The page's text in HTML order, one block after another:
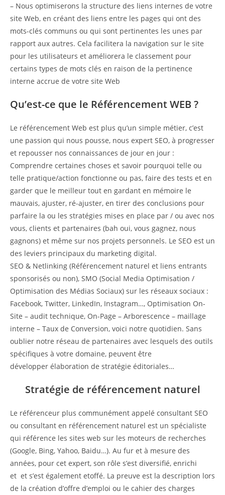
– Nous optimiserons la structure des liens internes de votre
site Web, en créant des liens entre les pages qui ont des
mots-clés communs ou qui sont pertinentes les unes par
rapport aux autres. Cela facilitera la navigation sur le site
pour les utilisateurs et améliorera le classement pour
certains types de mots clés en raison de la pertinence
interne accrue de votre site Web
Qu’est-ce que le Référencement WEB ?
Le référencement Web est plus qu’un simple métier, c’est
une passion qui nous pousse, nous expert SEO, à progresser
et repousser nos connaissances de jour en jour :
Comprendre certaines choses et savoir pourquoi telle ou
telle pratique/action fonctionne ou pas, faire des tests et en
garder que le meilleur tout en gardant en mémoire le
mauvais, ajuster, ré-ajuster, en tirer des conclusions pour
parfaire la ou les stratégies mises en place par / ou avec nos
vous, clients et partenaires (bah oui, vous gagnez, nous
gagnons) et même sur nos projets personnels. Le SEO est un
des leviers principaux du marketing digital.
SEO & Netlinking (Référencement naturel et liens entrants
sponsorisés ou non), SMO (Social Media Optimisation /
Optimisation des Médias Sociaux) sur les réseaux sociaux :
Facebook, Twitter, LinkedIn, Instagram…, Optimisation On-
Site – audit technique, On-Page – Arborescence – maillage
interne – Taux de Conversion, voici notre quotidien. Sans
oublier notre réseau de partenaires avec lesquels des outils
spécifiques à votre domaine, peuvent être
développer élaboration de stratégie éditoriales…
Stratégie de référencement naturel
Le référenceur plus communément appelé consultant SEO
ou consultant en référencement naturel est un spécialiste
qui référence les sites web sur les moteurs de recherches
(Google, Bing, Yahoo, Baidu…). Au fur et à mesure des
années, pour cet expert, son rôle s’est diversifié, enrichi
et et s’est également etoffé. La preuve est la description lors
de la création d’offre d’emploi ou le cahier des charges